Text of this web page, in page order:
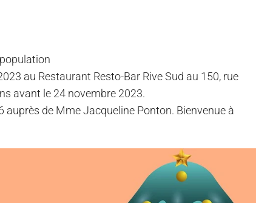
au Restaurant Resto-Bar Rive Sud au 150, rue
avant le 24 novembre 2023.
de Mme Jacqueline Ponton. Bienvenue à